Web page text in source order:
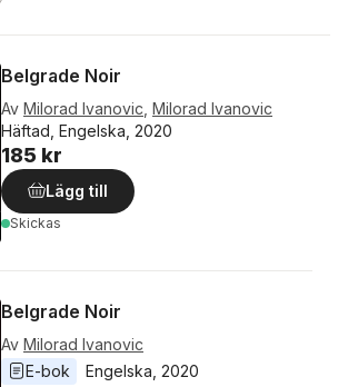
Belgrade Noir
Av Milorad Ivanovic Milorad Ivanovic
Häftad, Engelska, 2020
185 kr
Lägg till
Skickas
Belgrade Noir
Av Milorad Ivanovic
E-bok
Engelska 2020